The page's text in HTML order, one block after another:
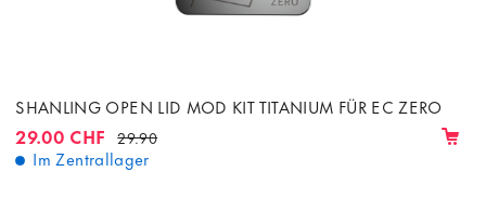
SHANLING OPEN LID MOD KIT TITANIUM FÜR EC ZERO
29.00 CHF 29.90
Im Zentrallager